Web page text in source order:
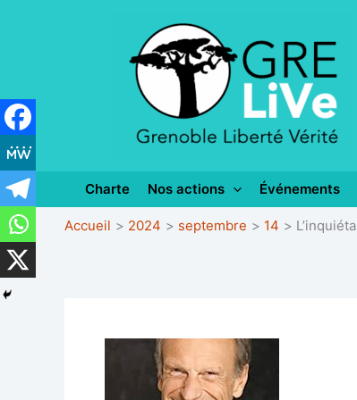
Charte Nos actions Événements
Accueil 2024 septembre 14